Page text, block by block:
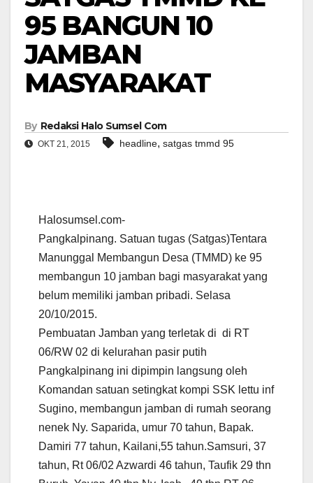
95 BANGUN 10
JAMBAN
MASYARAKAT
By Redaksi Halo Sumsel Com
OKT 21, 2015 headline, satgas tmmd 95
Halosumsel.com-
Pangkalpinang. Satuan tugas (Satgas)Tentara
Manunggal Membangun Desa (TMMD) ke 95
membangun 10 jamban bagi masyarakat yang
belum memiliki jamban pribadi. Selasa
20/10/2015.
Pembuatan Jamban yang terletak di di RT
06/RW 02 di kelurahan pasir putih
Pangkalpinang ini dipimpin langsung oleh
Komandan satuan setingkat kompi SSK lettu inf
Sugino, membangun jamban di rumah seorang
nenek Ny. Saparida, umur 70 tahun, Bapak.
Damiri 77 tahun, Kailani,55 tahun.Samsuri, 37
tahun, Rt 06/02 Azwardi 46 tahun, Taufik 29 thn